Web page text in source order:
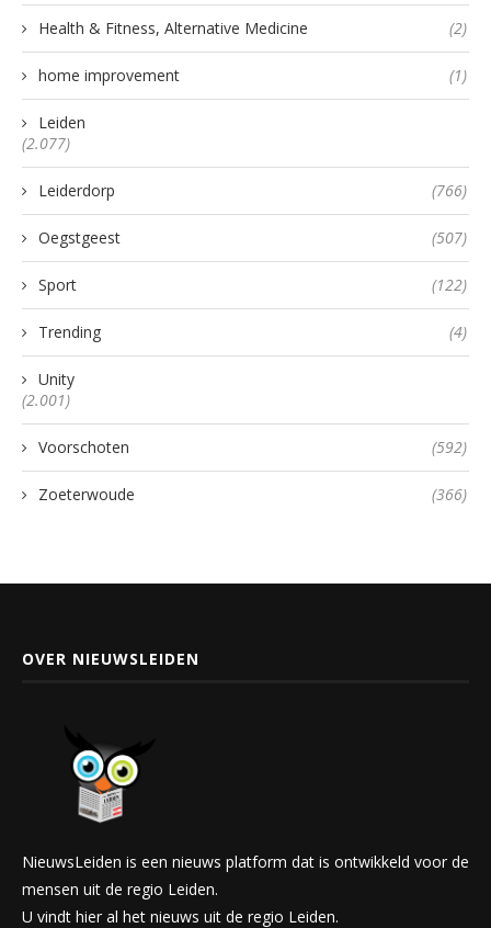
Health & Fitness, Alternative Medicine (2)
home improvement (1)
Leiden
(2.077)
Leiderdorp (766)
Oegstgeest (507)
Sport (122)
Trending (4)
Unity
(2.001)
Voorschoten (592)
Zoeterwoude (366)
OVER NIEUWSLEIDEN
NieuwsLeiden is een nieuws platform dat is ontwikkeld voor de
mensen uit de regio Leiden.
U vindt hier al het nieuws uit de regio Leiden.